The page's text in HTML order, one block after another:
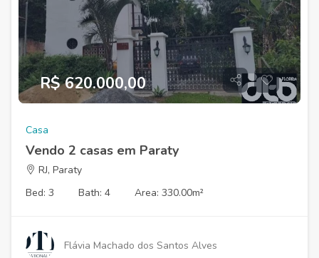
R$ 620.000,00
Casa
Vendo 2 casas em Paraty
RJ, Paraty
Bed: 3
Bath: 4 Area: 330.00m²
Flávia Machado dos Santos Alves